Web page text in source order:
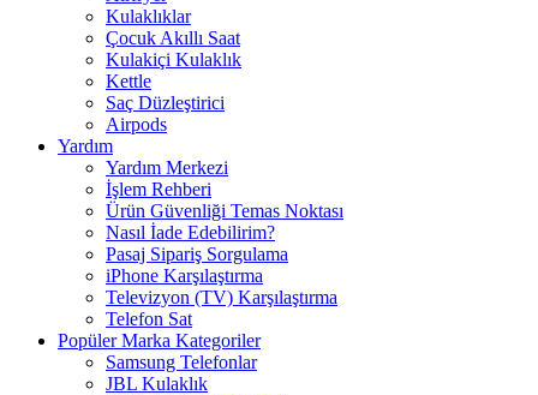
Kulaklıklar
Çocuk Akıllı Saat
Kulakiçi Kulaklık
Kettle
Saç Düzleştirici
Airpods
Yardım
Yardım Merkezi
İşlem Rehberi
Ürün Güvenliği Temas Noktası
Nasıl İade Edebilirim?
Pasaj Sipariş Sorgulama
iPhone Karşılaştırma
Televizyon (TV) Karşılaştırma
Telefon Sat
Popüler Marka Kategoriler
Samsung Telefonlar
JBL Kulaklık